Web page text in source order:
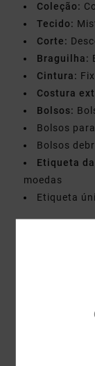
Coleção:
Tecido:
Corte:
Braguilha:
Cintura:
Costura
Bolsos:
Bolsos
Bolsos
Etiqueta
moedas
Etiqueta
Envio&